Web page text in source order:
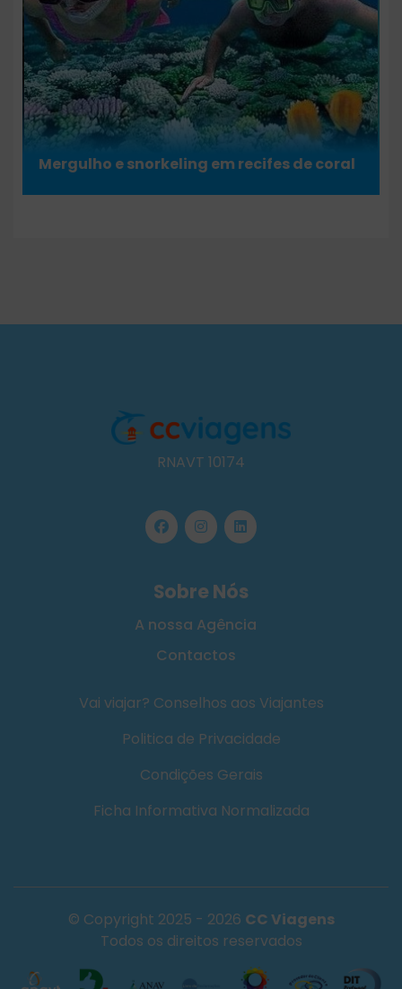
Mergulho e snorkeling em recifes de coral
RNAVT 10174
Sobre Nós
A nossa Agência
Contactos
Vai viajar? Conselhos aos Viajantes
Politica de Privacidade
Condições Gerais
Ficha Informativa Normalizada
© Copyright 2025 - 2026 CC Viagens
Todos os direitos reservados